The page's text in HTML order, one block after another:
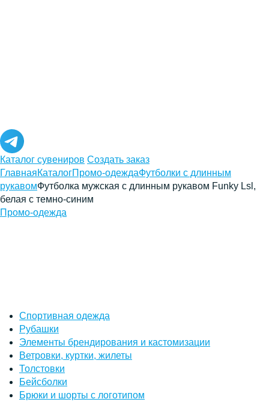
Каталог сувениров Создать заказ
ГлавнаяКаталогПромо-одеждаФутболки с длинным
рукавомФутболка мужская с длинным рукавом Funky Lsl,
белая с темно-синим
Промо-одежда
Спортивная одежда
Рубашки
Элементы брендирования и кастомизации
Ветровки, куртки, жилеты
Толстовки
Бейсболки
Брюки и шорты с логотипом